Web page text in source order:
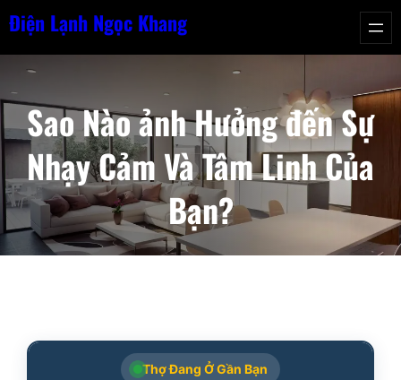
Chuyển
nội
dung
Điện Lạnh Ngọc Khang
Sao Nào ảnh Hưởng đến Sự
Nhạy Cảm Và Tâm Linh Của
Bạn?
Thợ Đang Ở Gần Bạn